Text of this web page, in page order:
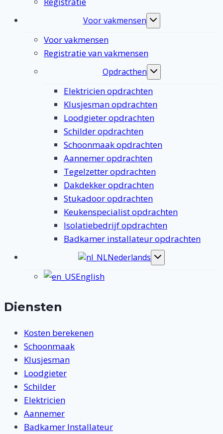
Voor vakmensen
Toggle
submenu
Voor vakmensen
Registratie van vakmensen
Opdracthen
Toggle
submenu
Elektricien opdrachten
Klusjesman opdrachten
Loodgieter opdrachten
Schilder opdrachten
Schoonmaak opdrachten
Aannemer opdrachten
Tegelzetter opdrachten
Dakdekker opdrachten
Stukadoor opdrachten
Keukenspecialist opdrachten
Isolatiebedrijf opdrachten
Badkamer installateur opdrachten
Nederlands
Toggle
submenu
English
Diensten
Kosten berekenen
Schoonmaak
Klusjesman
Loodgieter
Schilder
Elektricien
Aannemer
Badkamer Installateur